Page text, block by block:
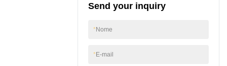
Send your inquiry
*Nome
*E-mail